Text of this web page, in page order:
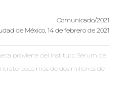
Comunicado/2021
de México, 14 de febrero de 2021
proviene del Instituto Serum de
poco más de dos millones de